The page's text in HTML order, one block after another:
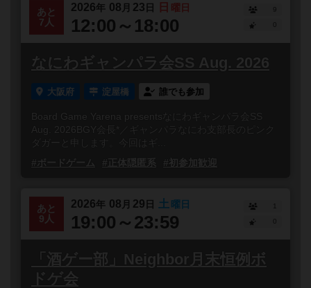
あと
7人
2026年 08 月 23 日 日 曜日
12:00～18:00
9
なにわギャンパラ会SS Aug. 2026
大阪府 淀屋橋 誰でも参加
Board Game Yarena presentsなにわギャンパラ会SS
Aug. 2026BGY会長*／ギャンパラなにわ支部長のピンク
ダガーと申します。今回はギ...
#ボードゲーム
#正体隠匿系 #初参加歓迎
あと
9人
2026年 08 月 29 日 土 曜日
19:00～23:59
1
「酒ゲー部」Neighbor月末恒例ボ
ドゲ会